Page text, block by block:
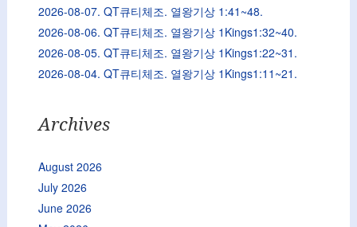
2026-08-07. QT큐티체조. 열왕기상 1:41~48.
2026-08-06. QT큐티체조. 열왕기상 1Kings1:32~40.
2026-08-05. QT큐티체조. 열왕기상 1Kings1:22~31.
2026-08-04. QT큐티체조. 열왕기상 1Kings1:11~21.
Archives
August 2026
July 2026
June 2026